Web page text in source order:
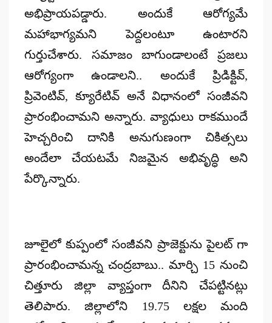
అభిప్రాయపడ్డారు. అందుకే ఆరోగ్యమే
మహాభాగ్యమని పెద్దలంటూ ఉంటారని
గుర్తుచేశారు. సమాజం బాగుండాలంటే ప్రజలు
ఆరోగ్యంగా ఉండాలని.. అందుకే ప్రిడిక్టివ్,
ప్రివెంటివ్, క్యూరేటివ్ అనే విధానంలో సంజీవని
ప్రారంభించామని అన్నారు. వ్యాధులు రాకముందే
హెచ్చరించి దానికి అనుగుణంగా చికిత్సలు
అందేలా చేయటమే నిజమైన అభివృద్ధి అని
పేర్కొన్నారు.
జూలైలో కుప్పంలో సంజీవని ప్రాజెక్టును పైలట్ గా
ప్రారంభించామన్న చంద్రబాబు.. మార్చి 15 నుంచి
చిత్తూరు జిల్లా వ్యాప్తంగా దీనిని చేపట్టినట్లు
తెలిపారు. జిల్లాలోని 19.75 లక్షల మంది